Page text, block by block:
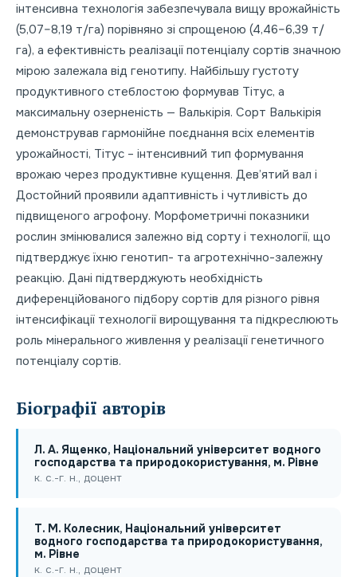
інтенсивна технологія забезпечувала вищу врожайність
(5,07–8,19 т/га) порівняно зі спрощеною (4,46–6,39 т/
га), а ефективність реалізації потенціалу сортів значною
мірою залежала від генотипу. Найбільшу густоту
продуктивного стеблостою формував Тітус, а
максимальну озерненість — Валькірія. Сорт Валькірія
демонстрував гармонійне поєднання всіх елементів
урожайності, Тітус – інтенсивний тип формування
врожаю через продуктивне кущення. Дев’ятий вал і
Достойний проявили адаптивність і чутливість до
підвищеного агрофону. Морфометричні показники
рослин змінювалися залежно від сорту і технології, що
підтверджує їхню генотип- та агротехнічно-залежну
реакцію. Дані підтверджують необхідність
диференційованого підбору сортів для різного рівня
інтенсифікації технології вирощування та підкреслюють
роль мінерального живлення у реалізації генетичного
потенціалу сортів.
Біографії авторів
Л. А. Ященко, Національний університет водного
господарства та природокористування, м. Рівне
к. с.-г. н., доцент
Т. М. Колесник, Національний університет
водного господарства та природокористування,
м. Рівне
к. с.-г. н., доцент